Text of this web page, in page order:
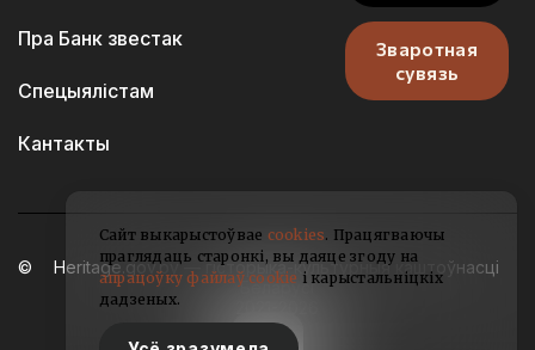
Пра Банк звестак
Спецыялістам
Кантакты
Зваротная
сувязь
Heritage.gov.by — гісторыка-культурныя каштоўнасці
Беларусі
Сайт выкарыстоўвае cookies. Працягваючы
праглядаць старонкі, вы даяце згоду на
апрацоўку файлаў cookie і карыстальніцкіх
дадзеных.